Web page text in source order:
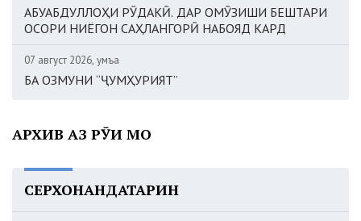
АБУАБДУЛЛОҲИ РӮДАКӢ. ДАР ОМӮЗИШИ БЕШТАРИ
ОСОРИ НИЁГОН САҲЛАНГОРӢ НАБОЯД КАРД
07 август 2026, Ҷумъа
БА ОЗМУНИ “ҶУМҲУРИЯТ”
АРХИВ АЗ РӮИ МОҲ
СЕРХОНАНДАТАРИН